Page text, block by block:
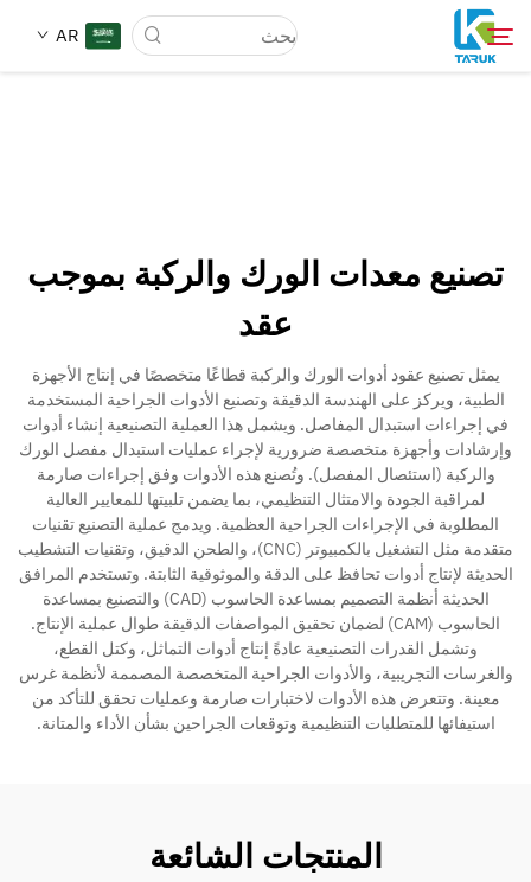
AR
القدرات
أخبار وأحداث
معلومات عنا
اتصل
تصنيع معدات الورك والركبة بموجب
عقد
يمثل تصنيع عقود أدوات الورك والركبة قطاعًا متخصصًا في إنتاج الأجهزة
الطبية، ويركز على الهندسة الدقيقة وتصنيع الأدوات الجراحية المستخدمة
في إجراءات استبدال المفاصل. ويشمل هذا العملية التصنيعية إنشاء أدوات
وإرشادات وأجهزة متخصصة ضرورية لإجراء عمليات استبدال مفصل الورك
والركبة (استئصال المفصل). وتُصنع هذه الأدوات وفق إجراءات صارمة
لمراقبة الجودة والامتثال التنظيمي، بما يضمن تلبيتها للمعايير العالية
المطلوبة في الإجراءات الجراحية العظمية. ويدمج عملية التصنيع تقنيات
متقدمة مثل التشغيل بالكمبيوتر (CNC)، والطحن الدقيق، وتقنيات التشطيب
الحديثة لإنتاج أدوات تحافظ على الدقة والموثوقية الثابتة. وتستخدم المرافق
الحديثة أنظمة التصميم بمساعدة الحاسوب (CAD) والتصنيع بمساعدة
الحاسوب (CAM) لضمان تحقيق المواصفات الدقيقة طوال عملية الإنتاج.
وتشمل القدرات التصنيعية عادةً إنتاج أدوات التماثل، وكتل القطع،
والغرسات التجريبية، والأدوات الجراحية المتخصصة المصممة لأنظمة غرس
معينة. وتتعرض هذه الأدوات لاختبارات صارمة وعمليات تحقق للتأكد من
استيفائها للمتطلبات التنظيمية وتوقعات الجراحين بشأن الأداء والمتانة.
المنتجات الشائعة